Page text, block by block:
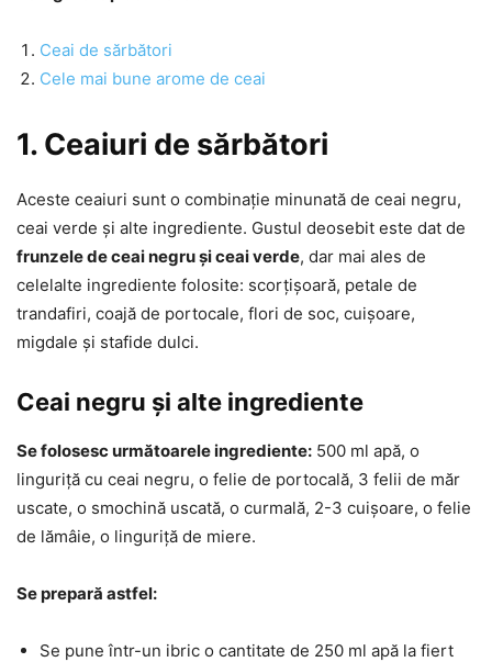
Ceai de sărbători
Cele mai bune arome de ceai
1. Ceaiuri de sărbători
Aceste ceaiuri sunt o combinație minunată de ceai negru,
ceai verde și alte ingrediente. Gustul deosebit este dat de
frunzele de ceai negru și ceai verde, dar mai ales de
celelalte ingrediente folosite: scorțișoară, petale de
trandafiri, coajă de portocale, flori de soc, cuișoare,
migdale și stafide dulci.
Ceai negru și alte ingrediente
Se folosesc următoarele ingrediente: 500 ml apă, o
linguriță cu ceai negru, o felie de portocală, 3 felii de măr
uscate, o smochină uscată, o curmală, 2-3 cuișoare, o felie
de lămâie, o linguriță de miere.
Se prepară astfel:
Se pune într-un ibric o cantitate de 250 ml apă la fiert